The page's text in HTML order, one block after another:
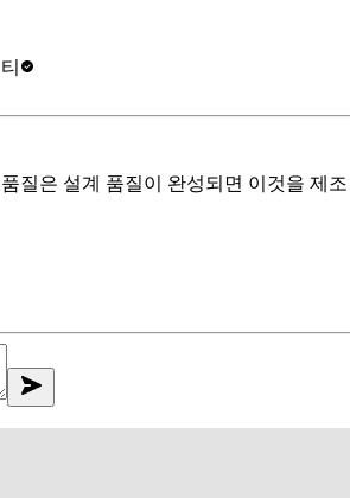
질은 설계 품질이 완성되면 이것을 제